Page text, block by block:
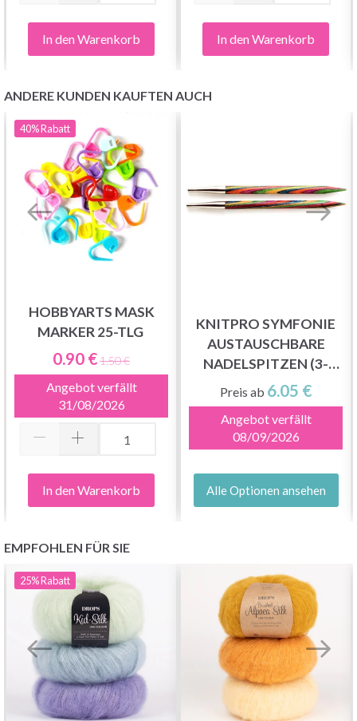
In den Warenkorb In den Warenkorb
ANDERE KUNDEN KAUFTEN AUCH
40%Rabatt
HOBBYARTS MASK
MARKER 25-TLG
0.90 €1.50 €
Angebot verfällt
31/08/2026
In den Warenkorb
KNITPRO SYMFONIE
AUSTAUSCHBARE
NADELSPITZEN (3-
15.00MM)
Preis ab 6.05 €
Angebot verfällt
08/09/2026
Alle Optionen ansehen
EMPFOHLEN FÜR SIE
25%Rabatt